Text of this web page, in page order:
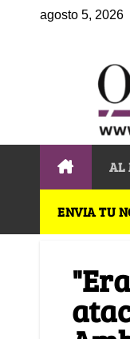
agosto 5, 2026
AL
ENVIA TU